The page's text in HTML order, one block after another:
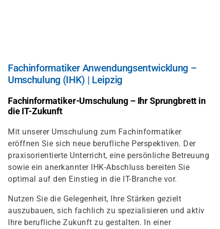
Fachinformatiker Anwendungsentwicklung –
Umschulung (IHK) | Leipzig
Fachinformatiker-Umschulung – Ihr Sprungbrett in
die IT-Zukunft
Mit unserer Umschulung zum Fachinformatiker
eröffnen Sie sich neue berufliche Perspektiven. Der
praxisorientierte Unterricht, eine persönliche Betreuung
sowie ein anerkannter IHK-Abschluss bereiten Sie
optimal auf den Einstieg in die IT-Branche vor.
Nutzen Sie die Gelegenheit, Ihre Stärken gezielt
auszubauen, sich fachlich zu spezialisieren und aktiv
Ihre berufliche Zukunft zu gestalten. In einer